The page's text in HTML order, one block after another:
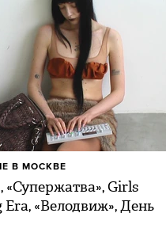
«Супержатва», Girls
Era, «Велодвиж», День
В МОСКВЕ